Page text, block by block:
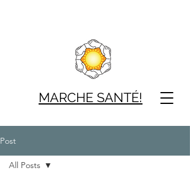
MARCHE SANTÉ!
Post
All Posts